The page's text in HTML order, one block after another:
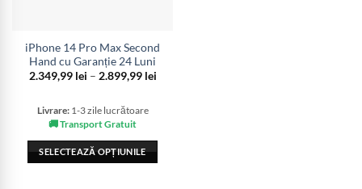
iPhone 14 Pro Max Second
Hand cu Garanție 24 Luni
2.349,99 lei – 2.899,99 leiInterval
2.899,99 lei
Livrare:1-3 zile lucrătoare
🚚 Transport Gratuit
SELECTEAZĂ OPȚIUNILE